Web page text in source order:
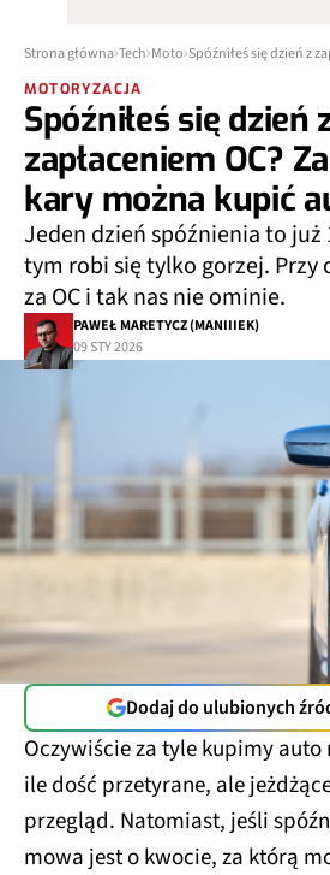
Strona główna Tech Moto
MOTORYZACJA
Spóźniłeś się dzień
zapłaceniem OC?
kary można kupić
Jeden dzień spóźnienia to już
tym robi się tylko gorzej. Przy
za OC i tak nas nie ominie.
PAWEŁ MARETYCZ (MANIIIEK)
09 STY 2026
Dodaj do ulubionych
Oczywiście za tyle kupimy auto
ile dość przetyrane, ale
przegląd. Natomiast, jeśli
mowa jest o kwocie, za którą